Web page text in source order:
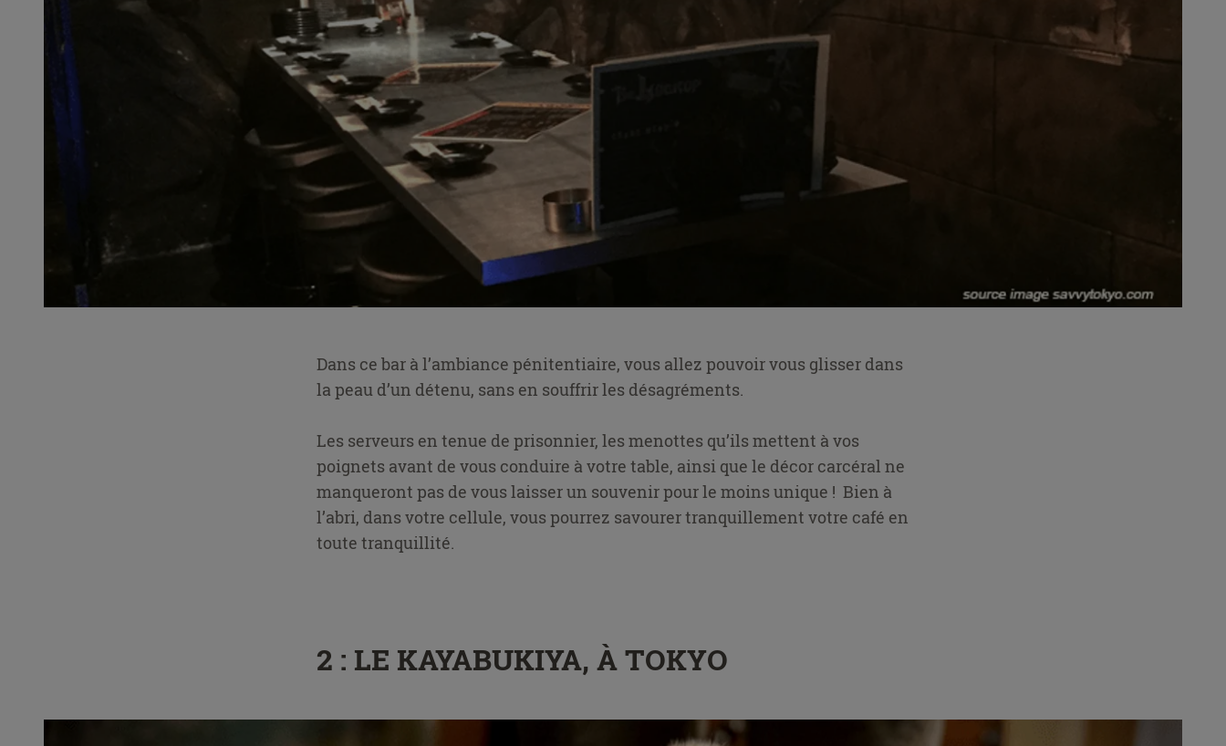
Dans ce bar à l’ambiance pénitentiaire, vous allez pouvoir vous glisser dans
la peau d’un détenu, sans en souffrir les désagréments.
Les serveurs en tenue de prisonnier, les menottes qu’ils mettent à vos
poignets avant de vous conduire à votre table, ainsi que le décor carcéral ne
manqueront pas de vous laisser un souvenir pour le moins unique ! Bien à
l’abri, dans votre cellule, vous pourrez savourer tranquillement votre café en
toute tranquillité.
2 : LE KAYABUKIYA, À TOKYO